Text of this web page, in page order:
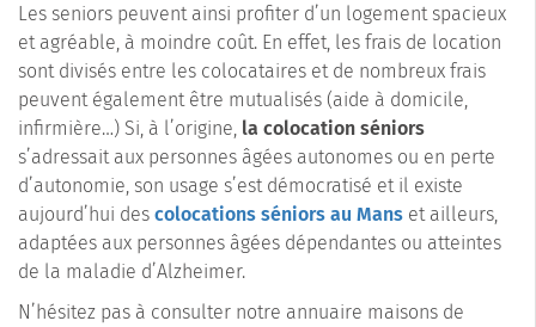
Les seniors peuvent ainsi profiter d’un logement spacieux
et agréable, à moindre coût. En effet, les frais de location
sont divisés entre les colocataires et de nombreux frais
peuvent également être mutualisés (aide à domicile,
infirmière…) Si, à l’origine, la colocation séniors
s’adressait aux personnes âgées autonomes ou en perte
d’autonomie, son usage s’est démocratisé et il existe
aujourd’hui des colocations séniors au Mans et ailleurs,
adaptées aux personnes âgées dépendantes ou atteintes
de la maladie d’Alzheimer.
N’hésitez pas à consulter notre annuaire maisons de